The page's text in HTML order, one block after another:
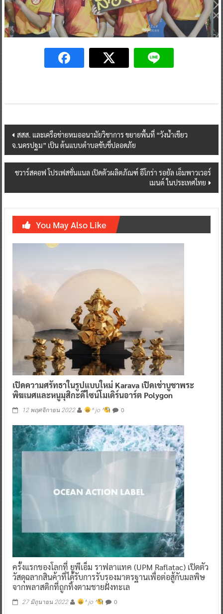
Post
navigation
สสส. และเครือข่ายหมออนามัยวิชาการ ขยายพื้นที่ “วังน้ำเขียว
จ.นครปฐม” เป็น ต้นแบบตำบลขับขี่ปลอดภัย
ชวาร์สคอฟ โปรเฟสชั่นแนล เปิดตัวผลิตภัณฑ์ อีโกร่า รอยัล เอ็มพาวเวอร์
เมนต์ ในประเทศไทย
You May Also Like
เปิดความศรัทธาในรูปแบบใหม่ Karava เปิดเช่าบูชาพระ
พิฆเนศและหนูมุสิกะดีไซน์โมเดิร์นอาร์ต Polygon
12 พฤศจิกายน 2022 ^ jo ^ 0
ครั้งแรกของโลกที่ ยูพีเอ็ม ราฟลาแทค (UPM Raflatac) เปิดตัว
วัสดุฉลากสินค้าที่ได้รับการรับรองมาตรฐานเพื่อต่อสู้กับมลพิษ
จากพลาสติกที่ถูกทิ้งตามชายฝั่งทะเล
27 มิถุนายน 2022 ^ jo ^ 0